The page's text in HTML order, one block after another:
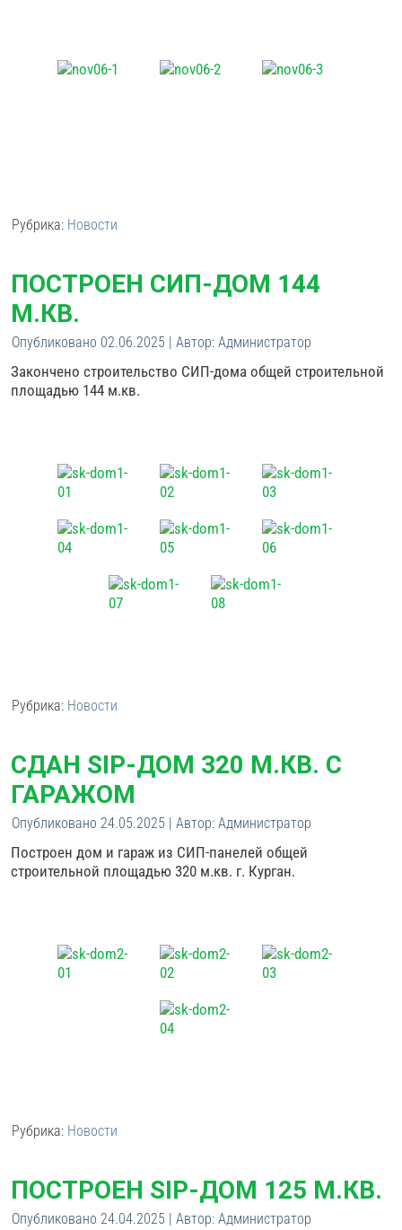
Рубрика: Новости
ПОСТРОЕН СИП-ДОМ 144
М.КВ.
Опубликовано 02.06.2025 | Автор: Администратор
Закончено строительство СИП-дома общей строительной
площадью 144 м.кв.
Рубрика: Новости
СДАН SIP-ДОМ 320 М.КВ. С
ГАРАЖОМ
Опубликовано 24.05.2025 | Автор: Администратор
Построен дом и гараж из СИП-панелей общей
строительной площадью 320 м.кв. г. Курган.
Рубрика: Новости
ПОСТРОЕН SIP-ДОМ 125 М.КВ.
Опубликовано 24.04.2025 | Автор: Администратор